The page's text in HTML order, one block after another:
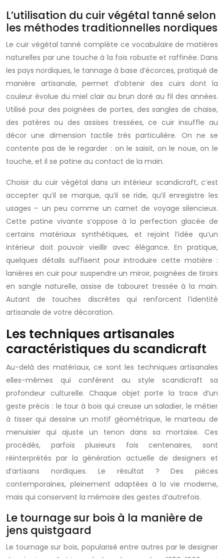
L’utilisation du cuir végétal tanné selon
les méthodes traditionnelles nordiques
Le cuir végétal tanné complète ce vocabulaire de matières
naturelles par une touche à la fois robuste et raffinée. Dans
les pays nordiques, le tannage à base d’écorces, pratiqué de
manière artisanale, permet d’obtenir des cuirs dont la
couleur évolue du miel clair au brun doré au fil des années.
Utilisé pour des poignées de portes, des sangles de chaise,
des patères ou des assises tressées, ce cuir insuffle au
décor une dimension tactile très particulière. On ne se
contente pas de le regarder : on le saisit, on le noue, on le
touche, et il se patine au contact de la main.
Choisir du cuir végétal dans un intérieur scandicraft, c’est
accepter qu’il se marque, qu’il se ride, qu’il enregistre les
usages – un peu comme un carnet de voyage silencieux.
Cette patine vivante s’oppose à la perfection glacée de
certains matériaux synthétiques, et rejoint l’idée qu’un
intérieur doit pouvoir vieillir avec élégance. En pratique,
quelques détails suffisent pour introduire cette matière :
lanières en cuir pour suspendre un miroir, poignées de tiroirs
en sangle naturelle, assise de tabouret tressée à la main.
Autant de touches discrètes qui renforcent l’identité
artisanale de votre décoration.
Les techniques artisanales
caractéristiques du scandicraft
Au-delà des matériaux, ce sont les techniques artisanales
elles-mêmes qui confèrent au style scandicraft sa
profondeur culturelle. Chaque objet porte la trace d’un
geste précis : le tour à bois qui creuse un saladier, le métier
à tisser qui dessine un motif géométrique, le marteau de
menuisier qui ajuste un tenon dans sa mortaise. Ces
procédés, parfois plusieurs fois centenaires, sont
réinterprétés par la génération actuelle de designers et
d’artisans nordiques. Le résultat ? Des pièces
contemporaines, pleinement adaptées à la vie moderne,
mais qui conservent la mémoire des gestes d’autrefois.
Le tournage sur bois à la manière de
jens quistgaard
Le tournage sur bois, popularisé entre autres par le designer